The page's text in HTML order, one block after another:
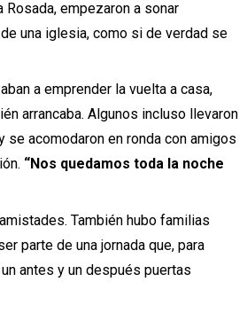
Rosada, empezaron a sonar
una iglesia, como si de verdad se
a emprender la vuelta a casa,
arrancaba. Algunos incluso llevaron
se acomodaron en ronda con amigos
“Nos quedamos toda la noche
También hubo familias
parte de una jornada que, para
antes y un después puertas